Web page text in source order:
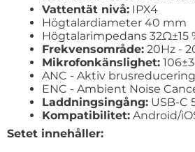
Vattentät nivå: IPX4
Högtalardiameter 40 mm
Högtalarimpedans 32Ω±15
Frekvensområde: 20Hz -
Mikrofonkänslighet:
ANC - Aktiv brusreducering
ENC - Ambient Noise
Laddningsingång: USB-C
Kompatibilitet: Android/
Setet innehåller: